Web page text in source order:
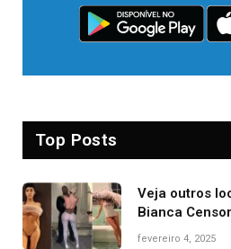
Top Posts
Veja outros
Bianca
West que
fevereiro 4, 2025